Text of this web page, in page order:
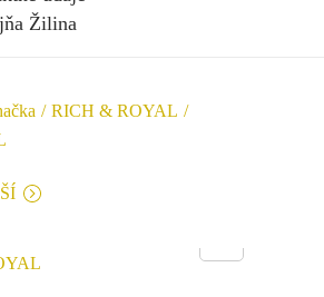
Žilina
/ RICH & ROYAL /